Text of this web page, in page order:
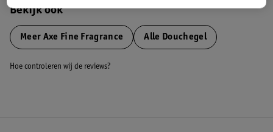
Bekijk ook
Meer Axe Fine Fragrance Alle Douchegel
Hoe controleren wij de reviews?